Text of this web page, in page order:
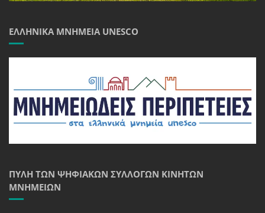
ΕΛΛΗΝΙΚΆ ΜΝΗΜΕΊΑ UNESCO
ΠΎΛΗ ΤΩΝ ΨΗΦΙΑΚΏΝ ΣΥΛΛΟΓΏΝ ΚΙΝΗΤΏΝ
ΜΝΗΜΕΊΩΝ